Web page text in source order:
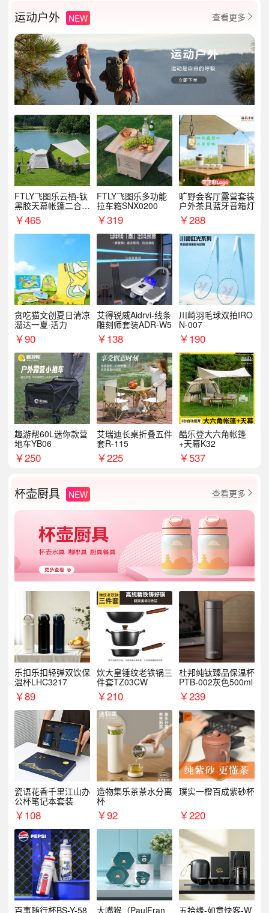
运动户外 NEW 查看更多 
FTLY飞图乐云栖-钛
黑胶天幕帐篷二合一
TMTZ0201
￥465
FTLY飞图乐多功能
拉车箱SNX0200
￥319
旷野会客厅露营套装
户外茶具蓝牙音箱灯
￥288
贪吃猫文创夏日清凉
溜达一夏·活力
￥90
艾得锐威Aidrvi-线条
雕刻师套装ADR-W5
￥138
川崎羽毛球双拍IRO
N-007
￥190
趣游帮60L迷你款营
地车YB06
￥250
艾瑞迪长桌折叠五件
套R-115
￥225
酷乐登大六角帐篷
+天幕K32
￥537
杯壶厨具 NEW 查看更多 
乐扣乐扣轻弹双饮保
温杯LHC3217
￥89
炊大皇锤纹老铁锅三
件套TZ03CW
￥210
杜邦纯钛臻品保温杯
PTB-002灰色500ml
￥239
瓷语花香千里江山办
公杯笔记本套装
￥108
造物集乐茶茶水分离
杯
￥92
璞实一橙百成紫砂杯
￥220
百事随行杯BS-Y-58 大嘴猴（PaulFran 五拾缘-如意快客-W